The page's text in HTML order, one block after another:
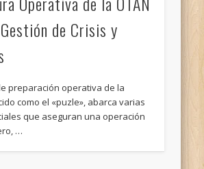
de Crisis y
preparación operativa de la
como el «puzle», abarca varias
que aseguran una operación
…